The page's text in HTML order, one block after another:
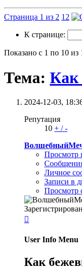
Страница 1 из 2 1 2
К странице:
Показано с 1 по 10 из
Тема: Как
2024-12-03,
Репутация
10 + /-
Просмотр
Личное
Записи в
Просмотр
Зарегистрирован

User Info Menu
Как